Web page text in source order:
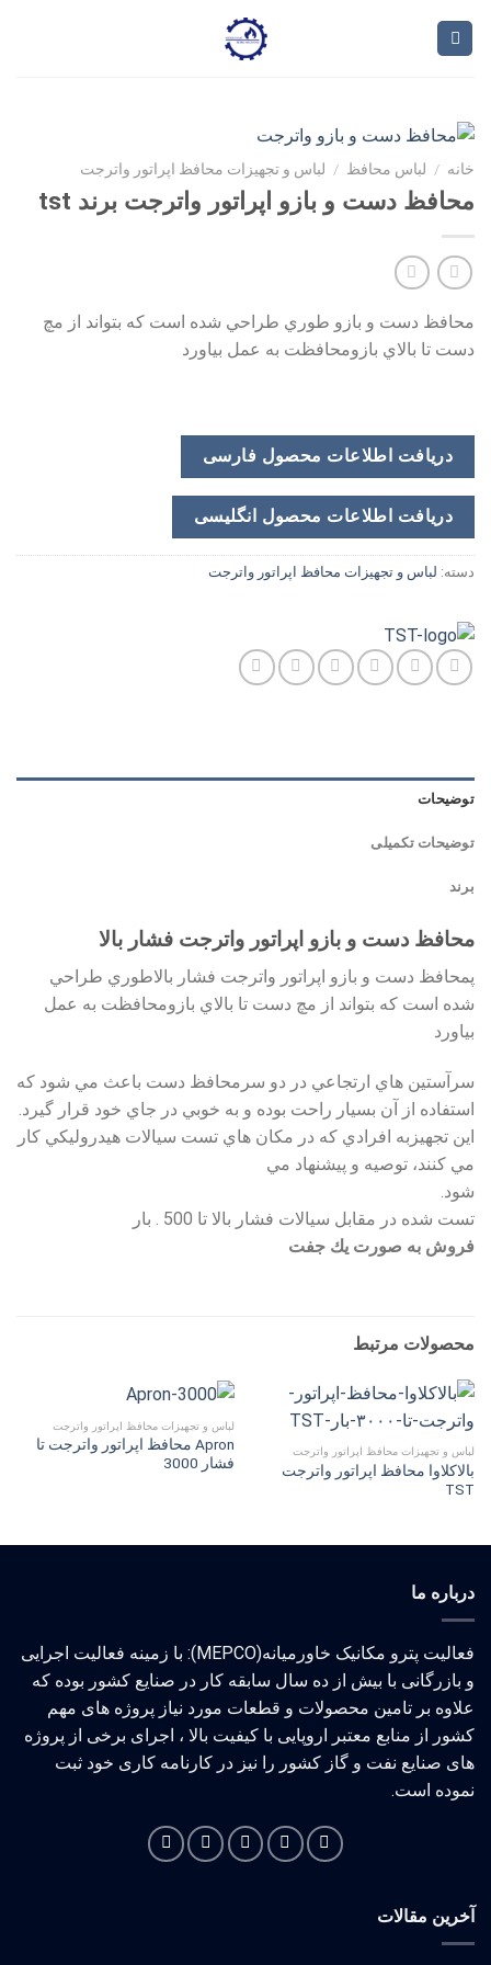
خانه / لباس محافظ / لباس و تجهیزات محافظ اپراتور واترجت
محافظ دست و بازو اپراتور واترجت برند tst
محافظ دست و بازو طوري طراحي شده است كه بتواند از مچ
دست تا بالاي بازومحافظت به عمل بياورد
دریافت اطلاعات محصول فارسی
دریافت اطلاعات محصول انگلیسی
دسته: لباس و تجهیزات محافظ اپراتور واترجت
توضیحات
توضیحات تکمیلی
برند
محافظ دست و بازو اپراتور واترجت فشار بالا
پمحافظ دست و بازو اپراتور واترجت فشار بالاطوري طراحي
شده است كه بتواند از مچ دست تا بالاي بازومحافظت به عمل
بياورد
سرآستين هاي ارتجاعي در دو سرمحافظ دست باعث مي شود كه
استفاده از آن بسيار راحت بوده و به خوبي در جاي خود قرار گيرد.
اين تجهيزبه افرادي كه در مكان هاي تست سيالات هيدروليكي كار
مي كنند، توصيه و پيشنهاد مي
شود.
تست شده در مقابل سيالات فشار بالا تا 500 . بار
فروش به صورت يك جفت
محصولات مرتبط
لباس و تجهیزات محافظ اپراتور واترجت
بالاکلاوا محافظ اپراتور واترجت
TST
لباس و تجهیزات محافظ اپراتور واترجت
Apron محافظ اپراتور واترجت تا
فشار 3000
درباره ما
فعالیت پترو مکانیک خاورمیانه(MEPCO): با زمینه فعالیت اجرایی
و بازرگانی با بیش از ده سال سابقه کار در صنایع کشور بوده که
علاوه بر تامین محصولات و قطعات مورد نیاز پروژه های مهم
کشور از منابع معتبر اروپایی با کیفیت بالا ، اجرای برخی از پروژه
های صنایع نفت و گاز کشور را نیز در کارنامه کاری خود ثبت
نموده است.
آخرین مقالات